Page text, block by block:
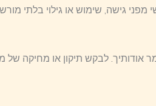
מפני גישה, שימוש או גילוי
לבקש תיקון או מחיקה של